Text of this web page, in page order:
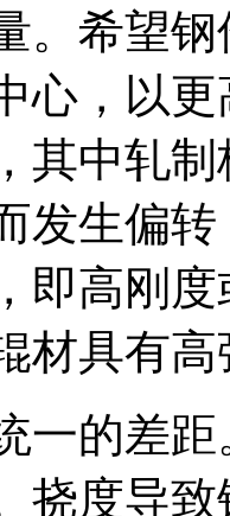
。希望
心，以
其中轧
发生偏
即高刚
材具有
的差距
挠度导